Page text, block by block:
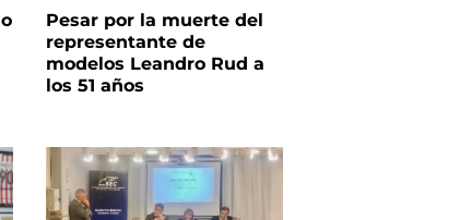
Pesar por la muerte del
representante de
modelos Leandro Rud a
los 51 años